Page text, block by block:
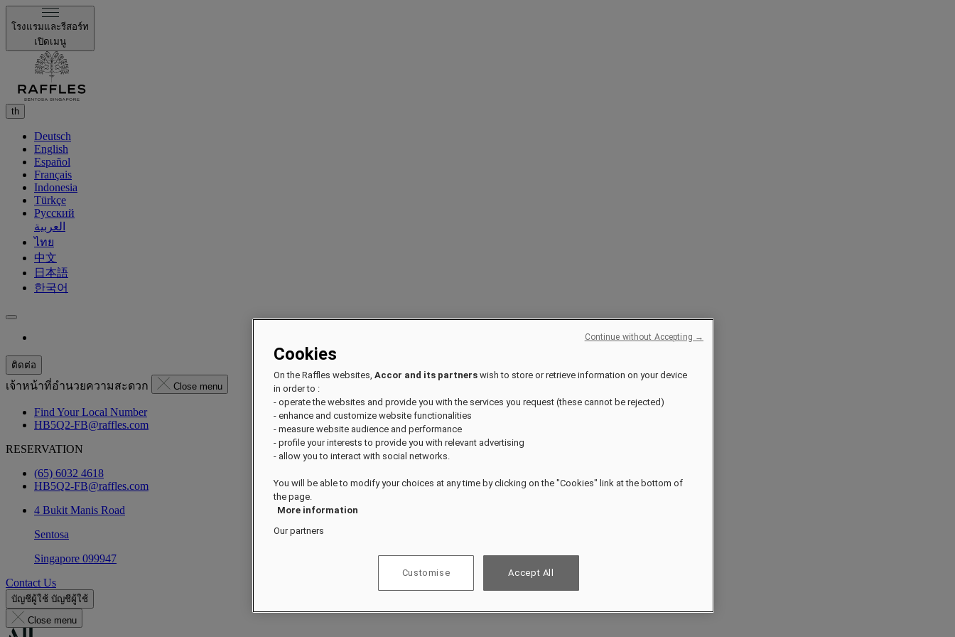
โรงแรมและรีสอร์ท
เปิดเมนู
th
Deutsch
English
Español
Français
Indonesia
Türkçe
Русский
العربية
ไทย
中文
日本語
한국어
ติดต่อ
เจ้าหน้าที่อำนวยความสะดวก Close menu
Find Your Local Number
HB5Q2-FB@raffles.com
RESERVATION
(65) 6032 4618
HB5Q2-FB@raffles.com
4 Bukit Manis Road
Sentosa
Singapore 099947
Contact Us
บัญชีผู้ใช้ บัญชีผู้ใช้
Close menu
Cookies
On the Raffles websites, Accor and its partners wish to store or retrieve information on your device
in order to :
- operate the websites and provide you with the services you request (these cannot be rejected)
- enhance and customize website functionalities
- measure website audience and performance
- profile your interests to provide you with relevant advertising
- allow you to interact with social networks.
You will be able to modify your choices at any time by clicking on the "Cookies" link at the bottom of
the page.
More information
Our partners
Customise Accept All
Continue without Accepting →